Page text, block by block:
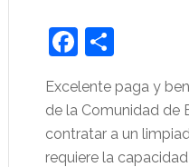
Share
Excelente paga y
de la Comunidad de
contratar a un
requiere la